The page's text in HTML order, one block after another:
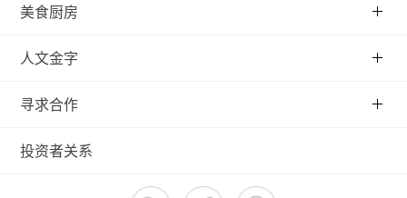
美食厨房
人文金字
寻求合作
投资者关系